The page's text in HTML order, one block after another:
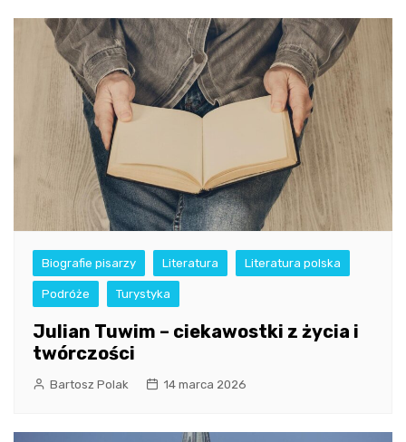
Biografie pisarzy Literatura Literatura polska
Podróże Turystyka
Julian Tuwim – ciekawostki z życia i
twórczości
Bartosz Polak 14 marca 2026